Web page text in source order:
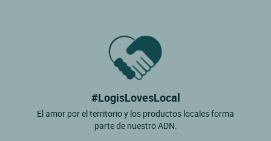
#LogisLovesLocal
El amor por el territorio y los productos locales forma
parte de nuestro ADN.